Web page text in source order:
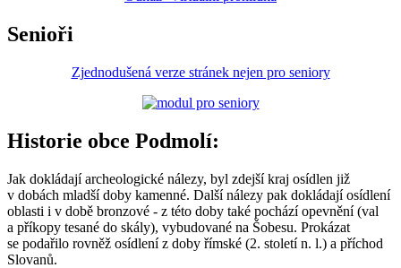
Senioři
Zjednodušená verze stránek nejen pro seniory
Historie obce Podmolí:
Jak dokládají archeologické nálezy, byl zdejší kraj osídlen již
v dobách mladší doby kamenné. Další nálezy pak dokládají osídlení
oblasti i v době bronzové - z této doby také pochází opevnění (val
a příkopy tesané do skály), vybudované na Šobesu. Prokázat
se podařilo rovněž osídlení z doby římské (2. století n. l.) a příchod
Slovanů.